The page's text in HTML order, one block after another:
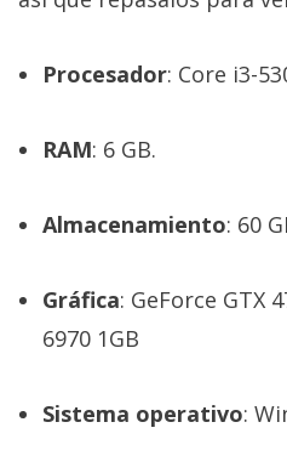
Procesador: Core i3-
RAM: 6 GB.
Almacenamiento: 60
Gráfica: GeForce GTX
6970 1GB
Sistema operativo: